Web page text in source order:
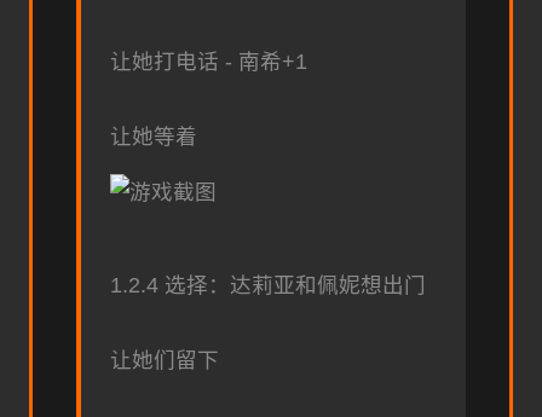
让她打电话 - 南希+1
让她等着
1.2.4 选择：达莉亚和佩妮想出门
让她们留下